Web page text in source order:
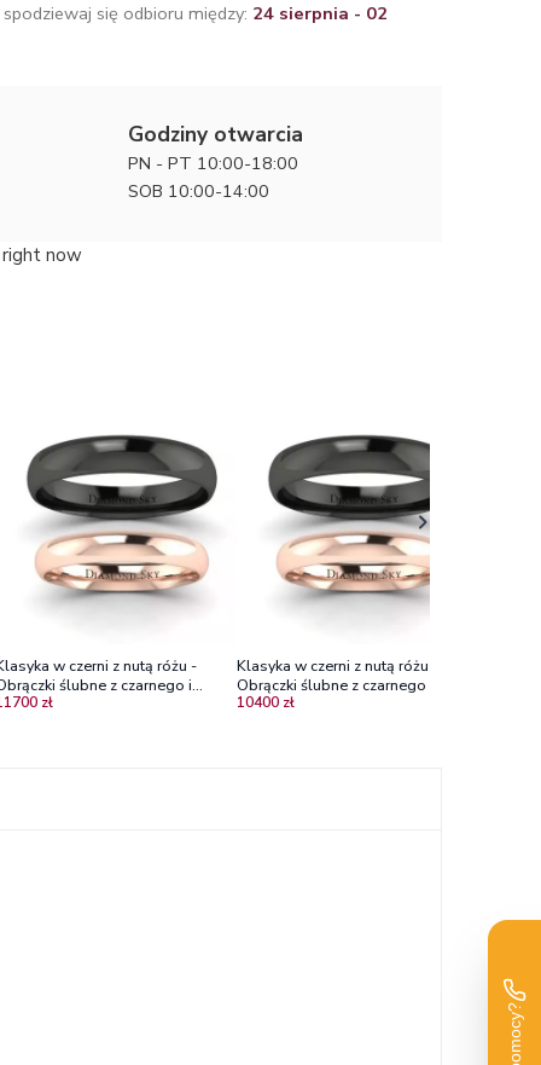
się odbioru między: 24 sierpnia - 02
Godziny otwarcia
PN - PT 10:00-18:00
SOB 10:00-14:00
now
w czerni z nutą różu -
ślubne z czarnego i
złota, 3,5 mm i 4,5 mm
zł
Klasyka w czerni z nutą różu -
Obrączki ślubne z czarnego i
różowego złota, 3,5 mm
10400 zł